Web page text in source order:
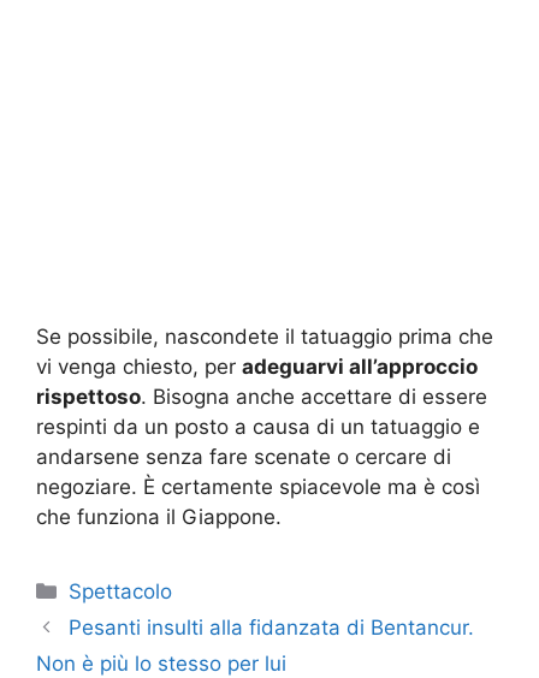
Se possibile, nascondete il tatuaggio prima che
vi venga chiesto, per adeguarvi all’approccio
rispettoso. Bisogna anche accettare di essere
respinti da un posto a causa di un tatuaggio e
andarsene senza fare scenate o cercare di
negoziare. È certamente spiacevole ma è così
che funziona il Giappone.
Categorie
Spettacolo
Pesanti insulti alla fidanzata di Bentancur.
Non è più lo stesso per lui